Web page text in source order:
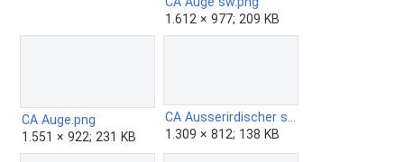
1.612 × 977; 209 KB
CA Auge.png
1.551 × 922; 231 KB
1.309 × 812; 138 KB